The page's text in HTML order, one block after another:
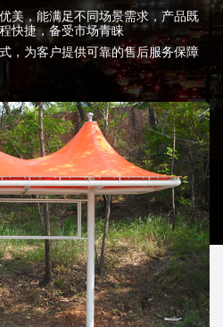
美，能满足不同场景需求，产品既
快捷，备受市场青睐
，为客户提供可靠的售后服务保障